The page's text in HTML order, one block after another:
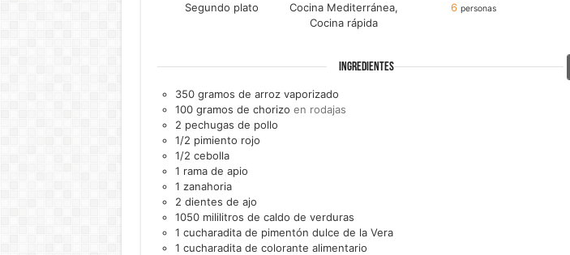
Segundo plato
Cocina Mediterránea,
Cocina rápida
6 personas
INGREDIENTES
350 gramos de arroz vaporizado
100 gramos de chorizo en rodajas
2 pechugas de pollo
1/2 pimiento rojo
1/2 cebolla
1 rama de apio
1 zanahoria
2 dientes de ajo
1050 mililitros de caldo de verduras
1 cucharadita de pimentón dulce de la Vera
1 cucharadita de colorante alimentario